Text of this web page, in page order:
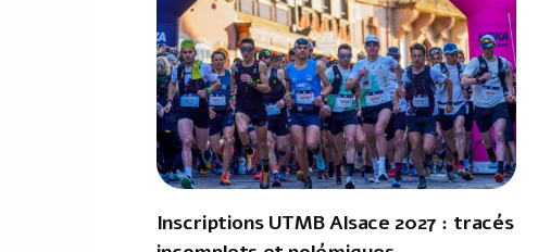
Inscriptions UTMB Alsace 2027 : tracés